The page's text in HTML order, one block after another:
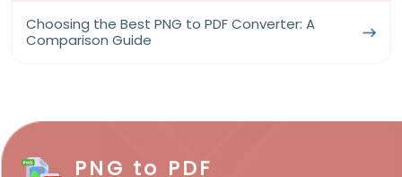
Choosing the Best PNG to PDF Converter: A
Comparison Guide
PNG to PDF